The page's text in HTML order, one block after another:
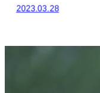
2023.07.20